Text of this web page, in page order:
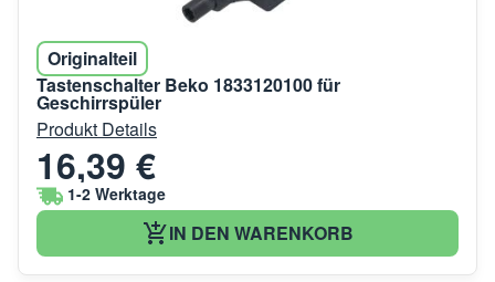
Originalteil
Tastenschalter Beko 1833120100 für
Geschirrspüler
Produkt Details
16,39 €
1-2 Werktage
IN DEN WARENKORB